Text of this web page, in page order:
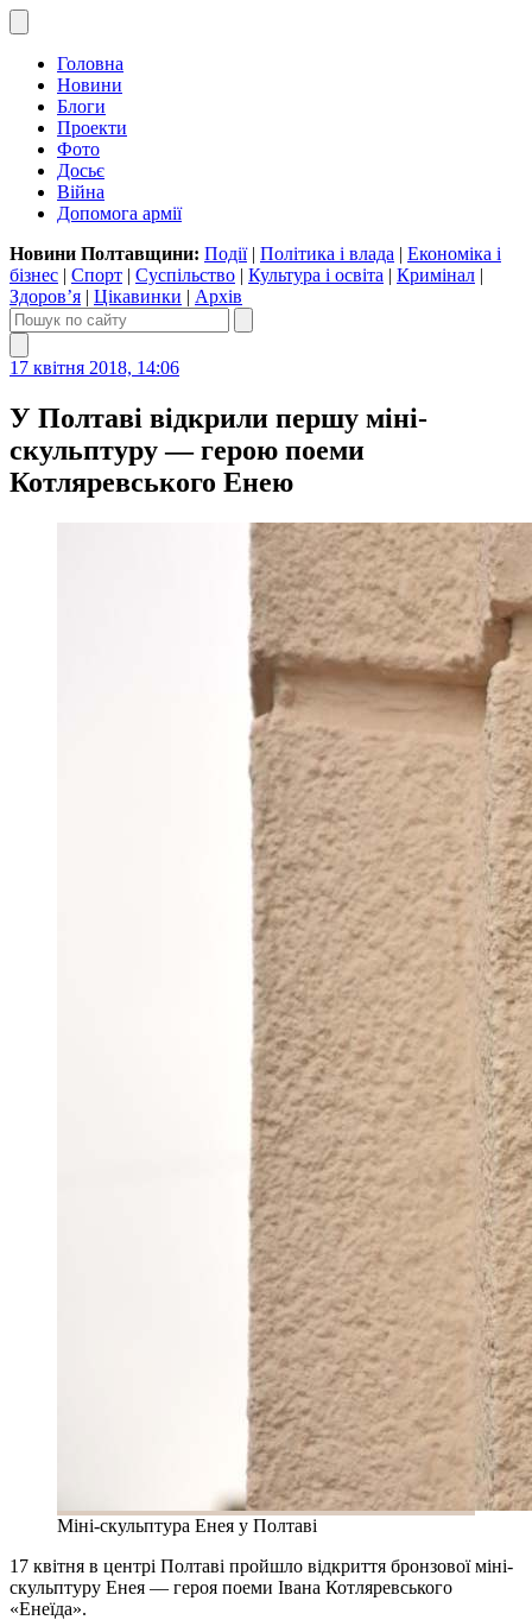
Головна
Новини
Блоги
Проекти
Фото
Досьє
Війна
Допомога армії
Новини Полтавщини: Події| Політика і влада | Економіка і
бізнес | Спорт | Суспільство | Культура і освіта | Кримінал |
Здоров’я | Цікавинки | Архів
17 квітня 2018, 14:06
У Полтаві відкрили першу міні-
скульптуру — герою поеми
Котляревського Енею
Міні-скульптура Енея у Полтаві
17 квітня в центрі Полтаві пройшло відкриття бронзової міні-
скульптуру Енея — героя поеми Івана Котляревського
«Енеїда».